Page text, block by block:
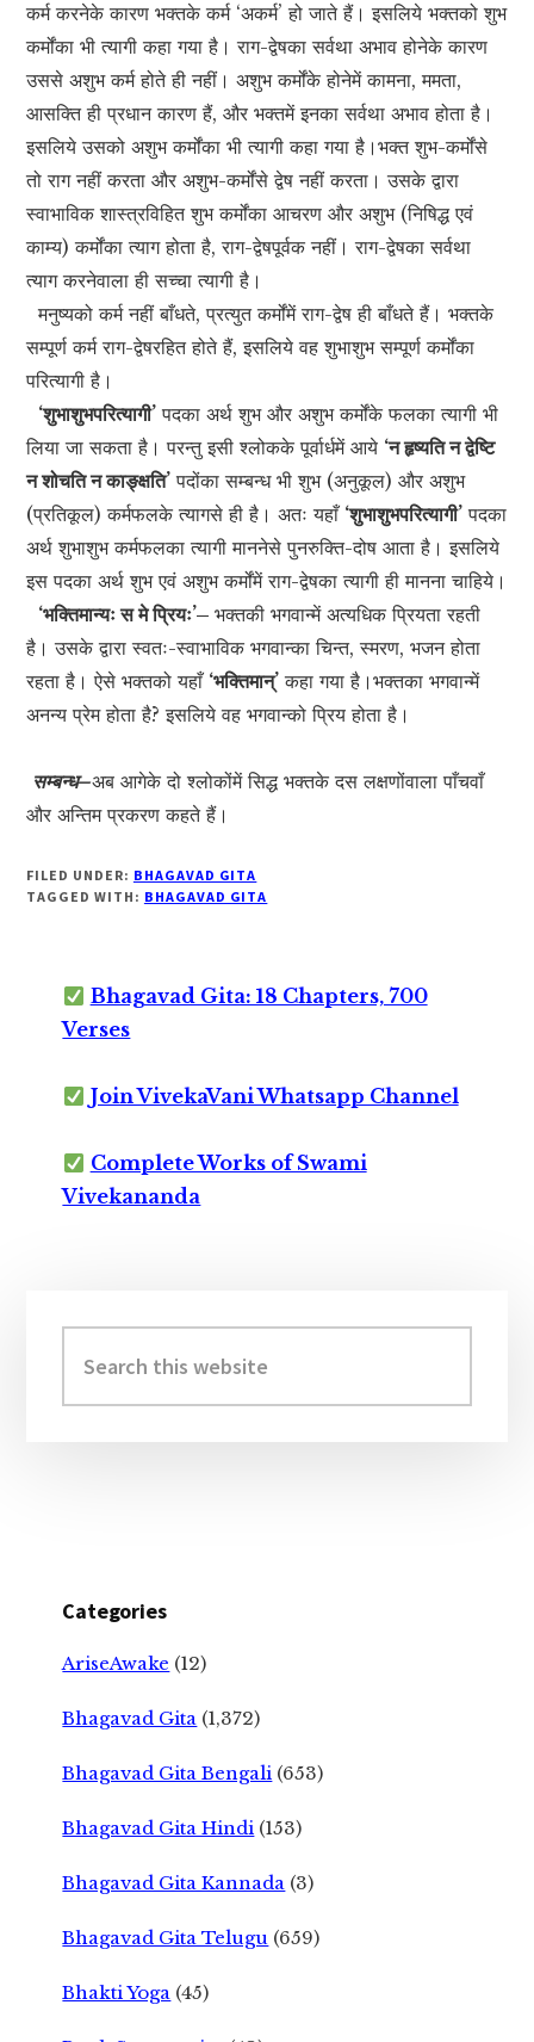
कर्म करनेके कारण भक्तके कर्म ‘अकर्म’ हो जाते हैं। इसलिये भक्तको शुभ
कर्मोंका भी त्यागी कहा गया है। राग-द्वेषका सर्वथा अभाव होनेके कारण
उससे अशुभ कर्म होते ही नहीं। अशुभ कर्मोंके होनेमें कामना, ममता,
आसक्ति ही प्रधान कारण हैं, और भक्तमें इनका सर्वथा अभाव होता है।
इसलिये उसको अशुभ कर्मोंका भी त्यागी कहा गया है।भक्त शुभ-कर्मोंसे
तो राग नहीं करता और अशुभ-कर्मोंसे द्वेष नहीं करता। उसके द्वारा
स्वाभाविक शास्त्रविहित शुभ कर्मोंका आचरण और अशुभ (निषिद्ध एवं
काम्य) कर्मोंका त्याग होता है, राग-द्वेषपूर्वक नहीं। राग-द्वेषका सर्वथा
त्याग करनेवाला ही सच्चा त्यागी है।
मनुष्यको कर्म नहीं बाँधते, प्रत्युत कर्मोंमें राग-द्वेष ही बाँधते हैं। भक्तके
सम्पूर्ण कर्म राग-द्वेषरहित होते हैं, इसलिये वह शुभाशुभ सम्पूर्ण कर्मोंका
परित्यागी है।
‘शुभाशुभपरित्यागी’ पदका अर्थ शुभ और अशुभ कर्मोंके फलका त्यागी भी
लिया जा सकता है। परन्तु इसी श्लोकके पूर्वार्धमें आये ‘न हृष्यति न द्वेष्टि
न शोचति न काङ्क्षति’ पदोंका सम्बन्ध भी शुभ (अनुकूल) और अशुभ
(प्रतिकूल) कर्मफलके त्यागसे ही है। अतः यहाँ ‘शुभाशुभपरित्यागी’ पदका
अर्थ शुभाशुभ कर्मफलका त्यागी माननेसे पुनरुक्ति-दोष आता है। इसलिये
इस पदका अर्थ शुभ एवं अशुभ कर्मोंमें राग-द्वेषका त्यागी ही मानना चाहिये।
‘भक्तिमान्यः स मे प्रियः’–भक्तकी भगवान्में अत्यधिक प्रियता रहती
है। उसके द्वारा स्वतः-स्वाभाविक भगवान्का चिन्त, स्मरण, भजन होता
रहता है। ऐसे भक्तको यहाँ ‘भक्तिमान्’ कहा गया है।भक्तका भगवान्में
अनन्य प्रेम होता है? इसलिये वह भगवान्को प्रिय होता है।
सम्बन्ध–अब आगेके दो श्लोकोंमें सिद्ध भक्तके दस लक्षणोंवाला पाँचवाँ
और अन्तिम प्रकरण कहते हैं।
FILED UNDER: BHAGAVAD GITA
TAGGED WITH: BHAGAVAD GITA
Bhagavad Gita: 18 Chapters, 700
Verses
Join VivekaVani Whatsapp Channel
Complete Works of Swami
Vivekananda
Sidebar
this
website
Categories
AriseAwake (12)
Bhagavad Gita (1,372)
Bhagavad Gita Bengali (653)
Bhagavad Gita Hindi (153)
Bhagavad Gita Kannada (3)
Bhagavad Gita Telugu (659)
Bhakti Yoga (45)